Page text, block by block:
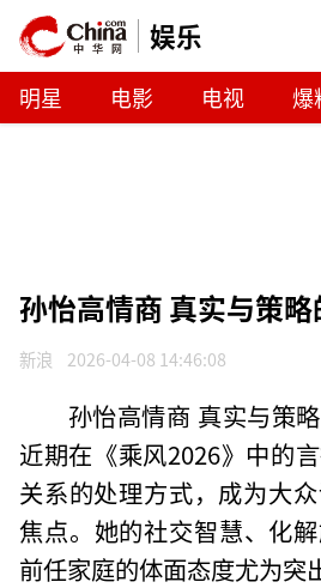
娱乐
明星 电影 电视 爆
孙怡高情商 真实与策
新浪 2026-04-08 14:46:08
孙怡高情商 真实与策
近期在《乘风2026》中的
关系的处理方式，成为大
焦点。她的社交智慧、化
前任家庭的体面态度尤为突